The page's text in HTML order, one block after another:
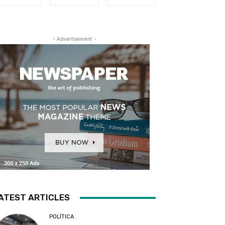
- Advertisement -
ARTICLES
POLÍTICA